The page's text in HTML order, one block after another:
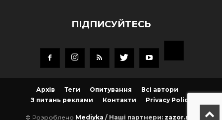
ПІДПИСУЙТЕСЬ
Архів Теги Опитування
Всі автори
З питань реклами
Контакти Privacy Policy
© Розроблено Mediyka / Наші партнери: zazor.net